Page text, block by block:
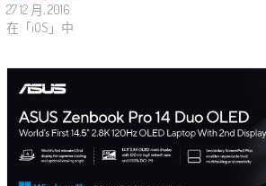
27 12 月, 2016
在「iOS」中